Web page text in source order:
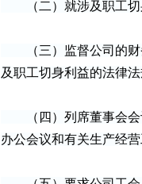
（二）就涉及职工切
（三）监督公司的财
及职工切身利益的法律
（四）列席董事会会
办公会议和有关生产经